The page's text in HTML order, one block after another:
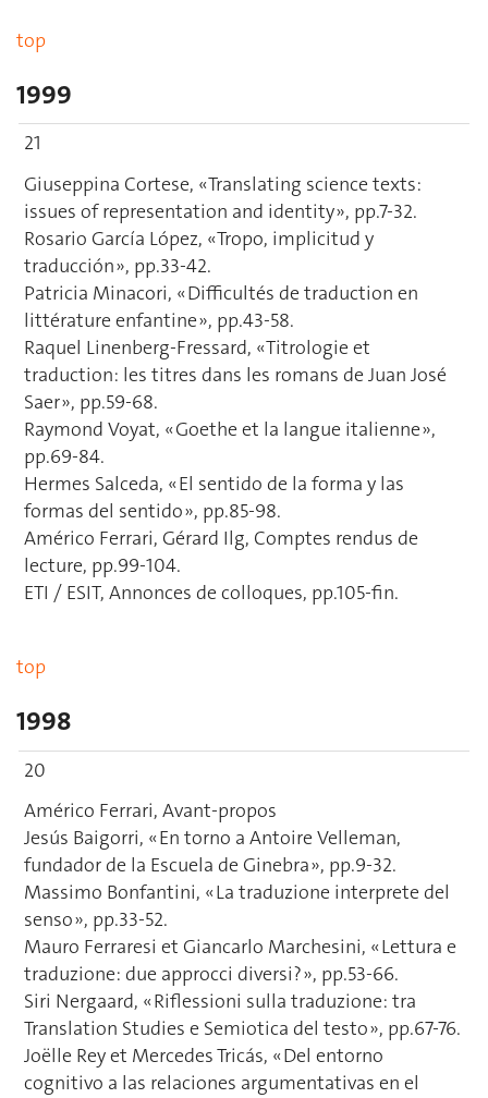
top
1999
21
Giuseppina Cortese, « Translating science texts:
issues of representation and identity », pp.7-32.
Rosario García López, « Tropo, implicitud y
traducción », pp.33-42.
Patricia Minacori, « Difficultés de traduction en
littérature enfantine », pp.43-58.
Raquel Linenberg-Fressard, « Titrologie et
traduction: les titres dans les romans de Juan José
Saer », pp.59-68.
Raymond Voyat, « Goethe et la langue italienne »,
pp.69-84.
Hermes Salceda, « El sentido de la forma y las
formas del sentido », pp.85-98.
Américo Ferrari, Gérard Ilg, Comptes rendus de
lecture, pp.99-104.
ETI / ESIT, Annonces de colloques, pp.105-fin.
top
1998
20
Américo Ferrari, Avant-propos
Jesús Baigorri, « En torno a Antoire Velleman,
fundador de la Escuela de Ginebra », pp.9-32.
Massimo Bonfantini, « La traduzione interprete del
senso », pp.33-52.
Mauro Ferraresi et Giancarlo Marchesini, « Lettura e
traduzione: due approcci diversi? », pp.53-66.
Siri Nergaard, « Riflessioni sulla traduzione: tra
Translation Studies e Semiotica del testo », pp.67-76.
Joëlle Rey et Mercedes Tricás, « Del entorno
cognitivo a las relaciones argumentativas en el